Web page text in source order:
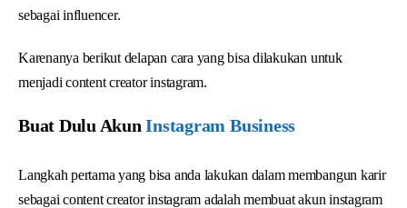
sebagai influencer.
Karenanya berikut delapan cara yang bisa dilakukan untuk
menjadi content creator instagram.
Buat Dulu Akun Instagram Business
Langkah pertama yang bisa anda lakukan dalam membangun karir
sebagai content creator instagram adalah membuat akun instagram